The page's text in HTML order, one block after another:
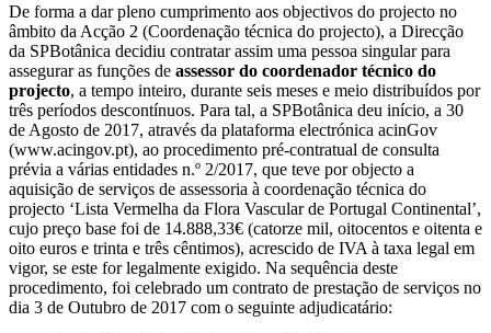
De forma a dar pleno cumprimento aos objectivos do projecto no
âmbito da Acção 2 (Coordenação técnica do projecto), a Direcção
da SPBotânica decidiu contratar assim uma pessoa singular para
assegurar as funções de assessor do coordenador técnico do
projecto, a tempo inteiro, durante seis meses e meio distribuídos por
três períodos descontínuos. Para tal, a SPBotânica deu início, a 30
de Agosto de 2017, através da plataforma electrónica acinGov
(www.acingov.pt), ao procedimento pré-contratual de consulta
prévia a várias entidades n.º 2/2017, que teve por objecto a
aquisição de serviços de assessoria à coordenação técnica do
projecto ‘Lista Vermelha da Flora Vascular de Portugal Continental’,
cujo preço base foi de 14.888,33€ (catorze mil, oitocentos e oitenta e
oito euros e trinta e três cêntimos), acrescido de IVA à taxa legal em
vigor, se este for legalmente exigido. Na sequência deste
procedimento, foi celebrado um contrato de prestação de serviços no
dia 3 de Outubro de 2017 com o seguinte adjudicatário: